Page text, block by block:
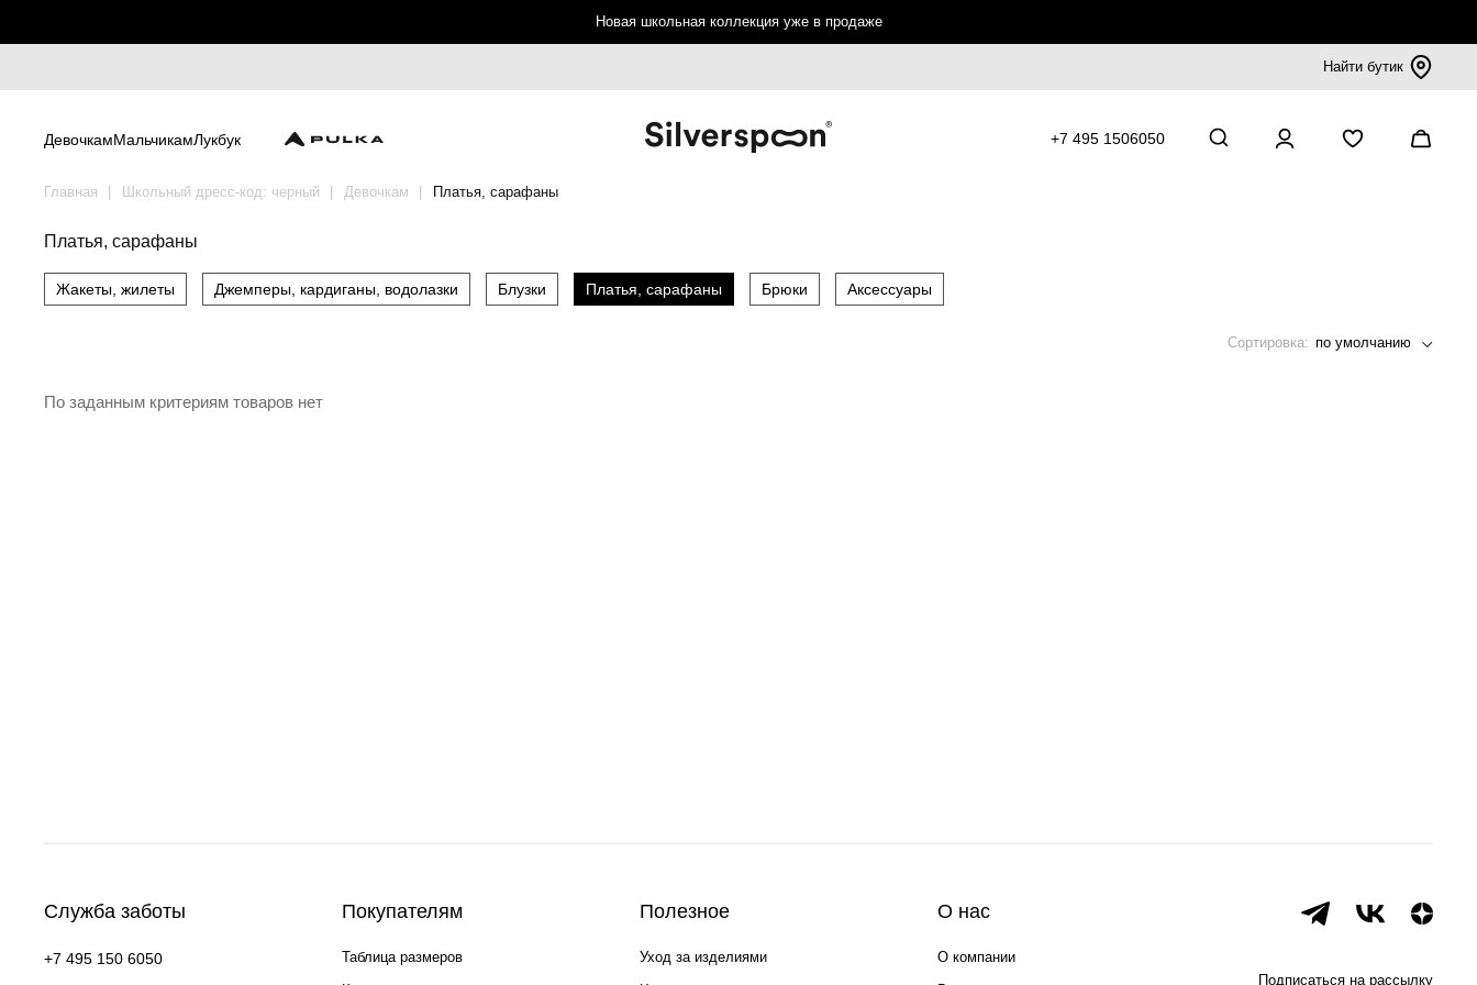
Новая школьная коллекция уже в продаже
Найти бутик
ДевочкамМальчикамЛукбук +7 495 1506050
Главная Школьный дресс-код: черный Девочкам Платья, сарафаны
Платья, сарафаны
Жакеты, жилеты Джемперы, кардиганы, водолазки Блузки Платья, сарафаны Брюки Аксессуары
Сортировка: по умолчанию
По заданным критериям товаров нет
Служба заботы
+7 495 150 6050
Покупателям
Таблица размеров
Полезное
Уход за изделиями
О нас
О компании
Подписаться на рассылку